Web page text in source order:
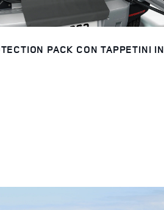
PACK CON TAPPETINI IN